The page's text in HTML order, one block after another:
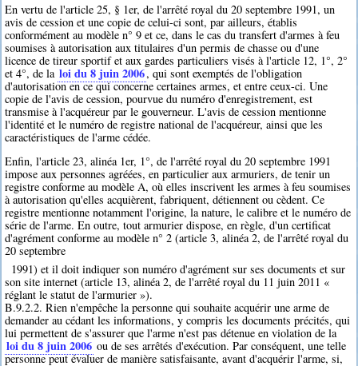
En vertu de l'article 25, § 1er, de l'arrêté royal du 20 septembre 1991, un
avis de cession et une copie de celui-ci sont, par ailleurs, établis
conformément au modèle n° 9 et ce, dans le cas du transfert d'armes à feu
soumises à autorisation aux titulaires d'un permis de chasse ou d'une
licence de tireur sportif et aux gardes particuliers visés à l'article 12, 1°, 2°
et 4°, de la loi du 8 juin 2006, qui sont exemptés de l'obligation
d'autorisation en ce qui concerne certaines armes, et entre ceux-ci. Une
copie de l'avis de cession, pourvue du numéro d'enregistrement, est
transmise à l'acquéreur par le gouverneur. L'avis de cession mentionne
l'identité et le numéro de registre national de l'acquéreur, ainsi que les
caractéristiques de l'arme cédée.
Enfin, l'article 23, alinéa 1er, 1°, de l'arrêté royal du 20 septembre 1991
impose aux personnes agréées, en particulier aux armuriers, de tenir un
registre conforme au modèle A, où elles inscrivent les armes à feu soumises
à autorisation qu'elles acquièrent, fabriquent, détiennent ou cèdent. Ce
registre mentionne notamment l'origine, la nature, le calibre et le numéro de
série de l'arme. En outre, tout armurier dispose, en règle, d'un certificat
d'agrément conforme au modèle n° 2 (article 3, alinéa 2, de l'arrêté royal du
20 septembre
1991) et il doit indiquer son numéro d'agrément sur ses documents et sur
son site internet (article 13, alinéa 2, de l'arrêté royal du 11 juin 2011 «
réglant le statut de l'armurier »).
B.9.2.2. Rien n'empêche la personne qui souhaite acquérir une arme de
demander au cédant les informations, y compris les documents précités, qui
lui permettent de s'assurer que l'arme n'est pas détenue en violation de la
loi du 8 juin 2006 ou de ses arrêtés d'exécution. Par conséquent, une telle
personne peut évaluer de manière satisfaisante, avant d'acquérir l'arme, si,